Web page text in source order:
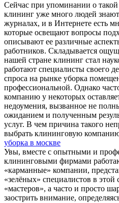
Сейчас при упоминании о такой
клининг уже много людей
журналах, и в Интернете есть
которые освещают вопросы
описывают ее различные
работников. Складывается
нашей стране клининг стал
работают специалисты своего
спроса на рынке уборка
профессиональной. Однако
компанию у некоторых
недоумения, вызванное не
ожиданием и полученным
услуг. В чем причина такого
выбрать клининговую
уборка в москве
Увы, вместе с опытными и
клининговыми фирмами
«карманные» компании,
«зелёных» специалистов в
«мастеров», а часто и просто
заострить внимание,